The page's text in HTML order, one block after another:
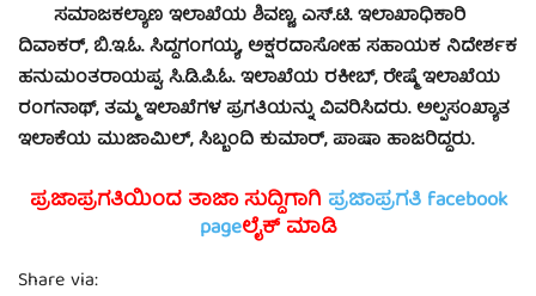
ಸಮಾಜಕಲ್ಯಾಣ ಇಲಾಖೆಯ ಶಿವಣ್ಣ, ಎಸ್.ಟಿ. ಇಲಾಖಾಧಿಕಾರಿ
ದಿವಾಕರ್, ಬಿ.ಇ.ಓ. ಸಿದ್ದಗಂಗಯ್ಯ, ಅಕ್ಷರದಾಸೋಹ ಸಹಾಯಕ ನಿದೇರ್ಶಕ
ಹನುಮಂತರಾಯಪ್ಪ, ಸಿ.ಡಿ.ಪಿ.ಓ. ಇಲಾಖೆಯ ರಕೀಬ್, ರೇಷ್ಮೆ ಇಲಾಖೆಯ
ರಂಗನಾಥ್, ತಮ್ಮ ಇಲಾಖೆಗಳ ಪ್ರಗತಿಯನ್ನು ವಿವರಿಸಿದರು. ಅಲ್ಪಸಂಖ್ಯಾತ
ಇಲಾಕೆಯ ಮುಜಾಮಿಲ್, ಸಿಬ್ಬಂದಿ ಕುಮಾರ್, ಪಾಷಾ ಹಾಜರಿದ್ದರು.
ಪ್ರಜಾಪ್ರಗತಿಯಿಂದ ತಾಜಾ ಸುದ್ದಿಗಾಗಿ ಪ್ರಜಾಪ್ರಗತಿ facebook
pageಲೈಕ್ ಮಾಡಿ
Share via: